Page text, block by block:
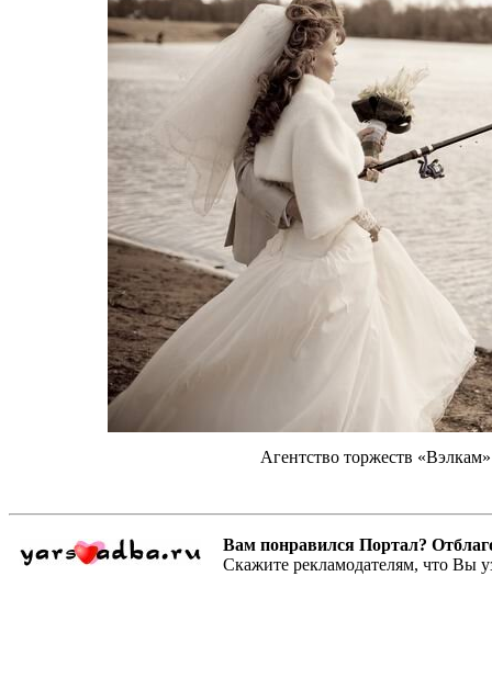
Агентство торжеств
Вам понравился Портал?
Скажите рекламодателям, что Вы